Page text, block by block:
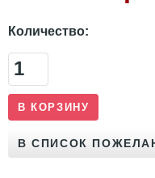
Количество: